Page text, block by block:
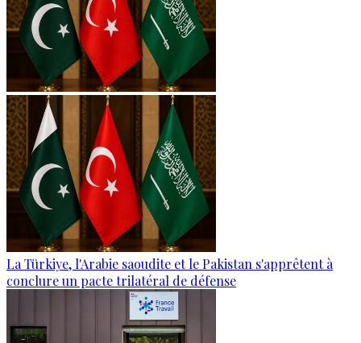
La Türkiye, l'Arabie saoudite et le Pakistan s'apprêtent à
conclure un pacte trilatéral de défense